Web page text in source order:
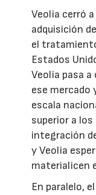
Veolia cerró
adquisición
el
Estados
Veolia pasa
ese mercado
escala
superior a los
integración
y Veolia
materialicen
En paralelo,